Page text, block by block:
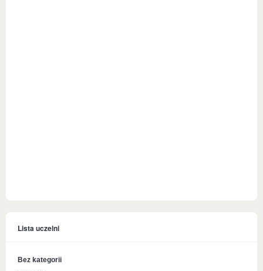
Lista uczelni
Bez kategorii